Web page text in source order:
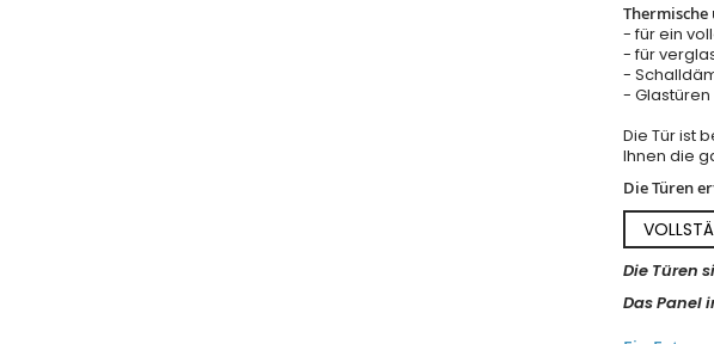
- für ein
- für
-
-
Die Tür ist
Ihnen die
Die Türen
Die Türen
Das Panel